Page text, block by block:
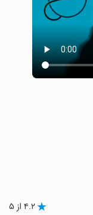
۴.۲ از ۵